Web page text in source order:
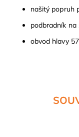
našitý popruh
podbradník
obvod hlavy